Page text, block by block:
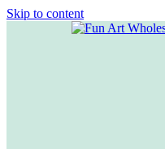
Skip to content